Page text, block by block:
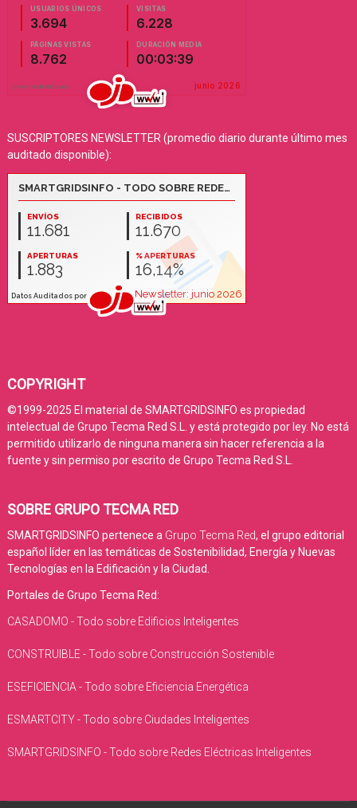
SUSCRIPTORES NEWSLETTER (promedio diario durante último mes
auditado disponible):
COPYRIGHT
©1999-2025 El material de SMARTGRIDSINFO es propiedad
intelectual de Grupo Tecma Red S.L. y está protegido por ley. No está
permitido utilizarlo de ninguna manera sin hacer referencia a la
fuente y sin permiso por escrito de Grupo Tecma Red S.L.
SOBRE GRUPO TECMA RED
SMARTGRIDSINFO pertenece a Grupo Tecma Red, el grupo editorial
español líder en las temáticas de Sostenibilidad, Energía y Nuevas
Tecnologías en la Edificación y la Ciudad.
Portales de Grupo Tecma Red:
CASADOMO - Todo sobre Edificios Inteligentes
CONSTRUIBLE - Todo sobre Construcción Sostenible
ESEFICIENCIA - Todo sobre Eficiencia Energética
ESMARTCITY - Todo sobre Ciudades Inteligentes
SMARTGRIDSINFO - Todo sobre Redes Eléctricas Inteligentes